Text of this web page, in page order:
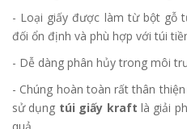
- Loại giấy được làm từ bột gỗ
đối ổn định và phù hợp với túi
- Dễ dàng phân hủy trong môi
- Chúng hoàn toàn rất thân
sử dụng túi giấy kraft là giải